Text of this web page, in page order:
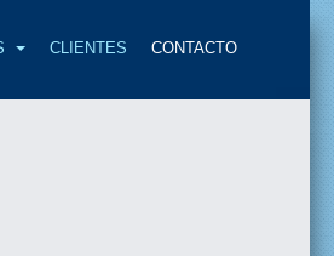
CLIENTES CONTACTO